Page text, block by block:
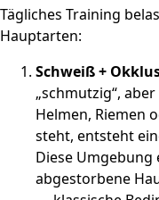
Tägliches Training
Hauptarten:
Schweiß +
„schmutzig“,
Helmen, Riemen
steht, entsteht
Diese
abgestorbene